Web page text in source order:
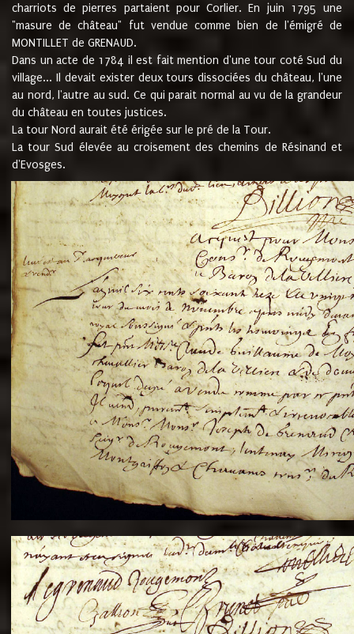
charriots de pierres partaient pour Corlier. En juin 1795 une
"masure de château" fut vendue comme bien de l'émigré de
MONTILLET de GRENAUD.
Dans un acte de 1784 il est fait mention d'une tour coté Sud du
village... Il devait exister deux tours dissociées du château, l'une
au nord, l'autre au sud. Ce qui parait normal au vu de la grandeur
du château en toutes justices.
La tour Nord aurait été érigée sur le pré de la Tour.
La tour Sud élevée au croisement des chemins de Résinand et
d'Evosges.